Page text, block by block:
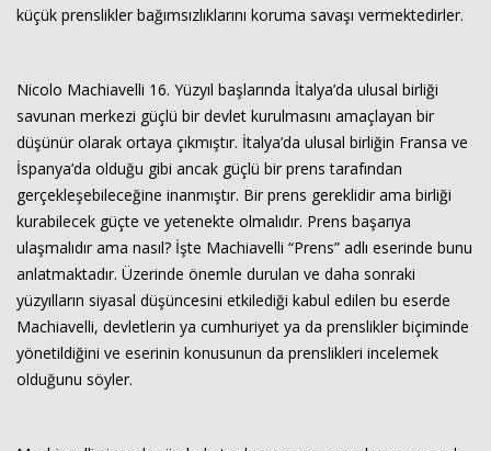
küçük prenslikler bağımsızlıklarını koruma savaşı vermektedirler.
Nicolo Machiavelli 16. Yüzyıl başlarında İtalya’da ulusal birliği
savunan merkezi güçlü bir devlet kurulmasını amaçlayan bir
düşünür olarak ortaya çıkmıştır. İtalya’da ulusal birliğin Fransa ve
İspanya’da olduğu gibi ancak güçlü bir prens tarafından
gerçekleşebileceğine inanmıştır. Bir prens gereklidir ama birliği
kurabilecek güçte ve yetenekte olmalıdır. Prens başarıya
ulaşmalıdır ama nasıl? İşte Machiavelli “Prens” adlı eserinde bunu
anlatmaktadır. Üzerinde önemle durulan ve daha sonraki
yüzyılların siyasal düşüncesini etkilediği kabul edilen bu eserde
Machiavelli, devletlerin ya cumhuriyet ya da prenslikler biçiminde
yönetildiğini ve eserinin konusunun da prenslikleri incelemek
olduğunu söyler.